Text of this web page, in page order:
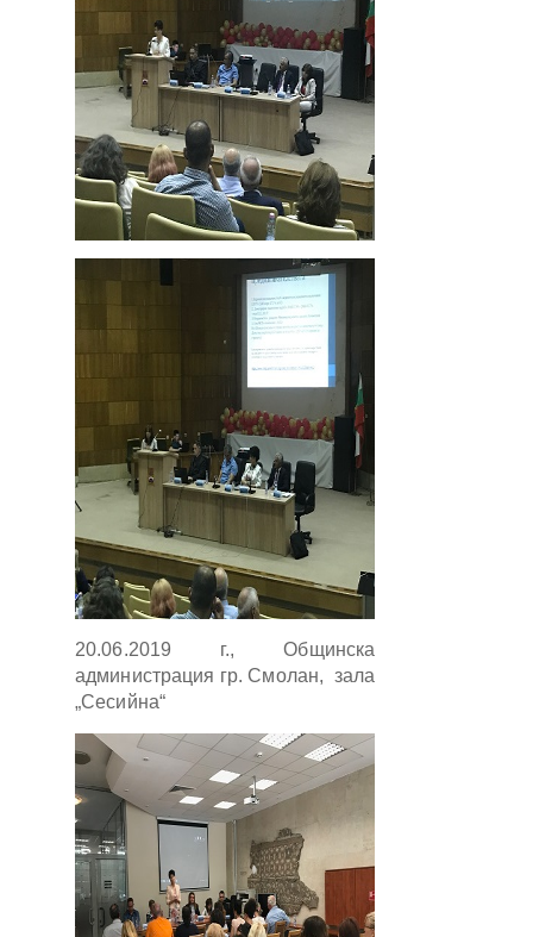
20.06.2019 г., Общинска
администрация гр. Смолан, зала
„Сесийна“